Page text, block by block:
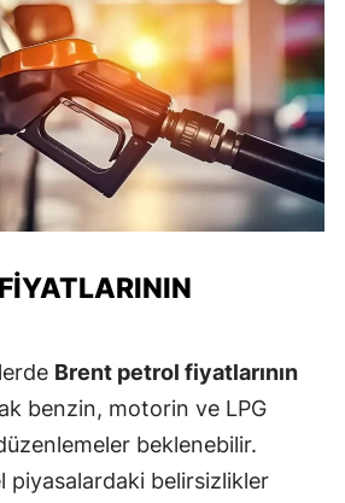
Brent petrol fiyatlarının
benzin, motorin ve LPG
beklenebilir.
piyasalardaki belirsizlikler